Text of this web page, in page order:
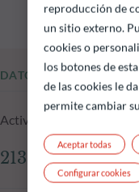
DATOS
Activos gestionados del
213.76 M €
reproducción de
un sitio externo.
cookies o
los botones de
de las cookies le
permite cambiar
Aceptar todas
Configurar cookies